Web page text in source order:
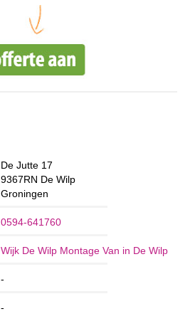
De Jutte 17
9367RN De Wilp
Groningen
0594-641760
Wijk De Wilp Montage Van in De Wilp
-
-